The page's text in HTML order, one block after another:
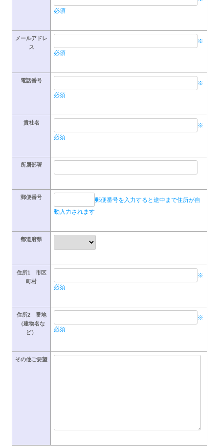
必須
メールアドレ
ス
※
必須
電話番号
※
必須
貴社名
※
必須
所属部署
郵便番号
郵便番号を入力すると途中まで住所が自
動入力されます
都道府県
住所1 市区
町村
※
必須
住所2 番地
（建物名な
ど）
※
必須
その他ご要望